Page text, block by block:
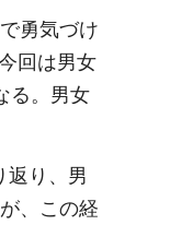
勇気づけ
回は男女
る。男女
返り、男
、この経